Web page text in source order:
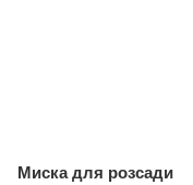
Миска для розсади